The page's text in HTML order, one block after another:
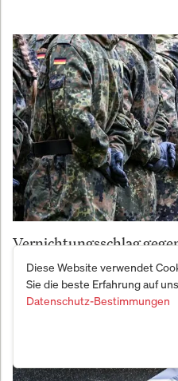
Vernichtungsschlag
Bundeswehr meldet
Diese Website verwendet
Sie die beste Erfahrung auf
Datenschutz-Bestimmungen